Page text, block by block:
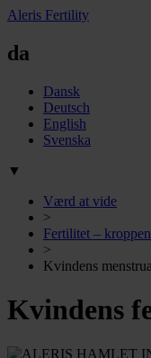
Aleris Fertility
da
Dansk
Deutsch
English
Svenska
▼
Værd at vide
>
Fertilitet –
>
Kvindens
Kvindens